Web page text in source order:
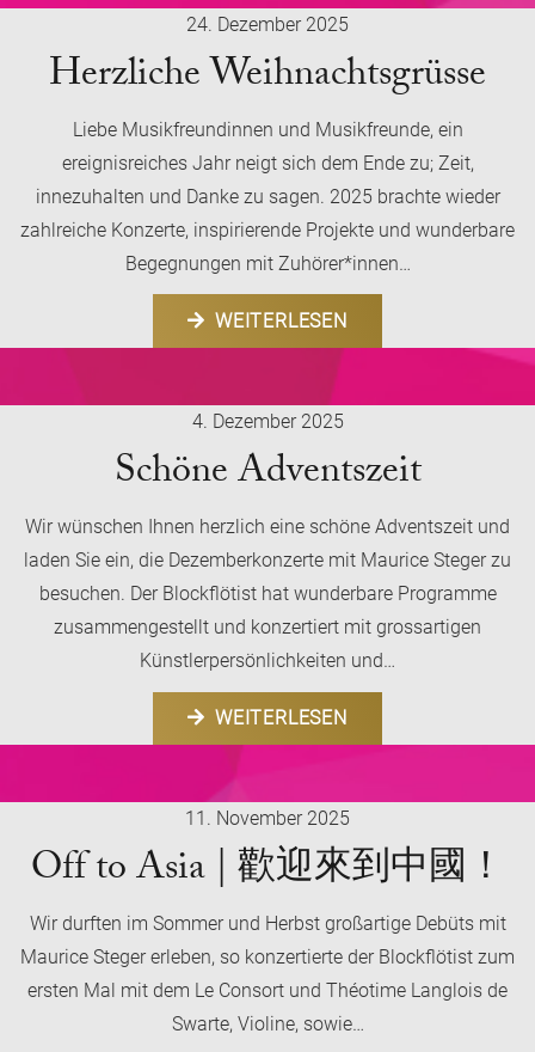
24. Dezember 2025
Herzliche Weihnachtsgrüsse
Liebe Musikfreundinnen und Musikfreunde, ein
ereignisreiches Jahr neigt sich dem Ende zu; Zeit,
innezuhalten und Danke zu sagen. 2025 brachte wieder
zahlreiche Konzerte, inspirierende Projekte und wunderbare
Begegnungen mit Zuhörer*innen…
WEITERLESEN
4. Dezember 2025
Schöne Adventszeit
Wir wünschen Ihnen herzlich eine schöne Adventszeit und
laden Sie ein, die Dezemberkonzerte mit Maurice Steger zu
besuchen. Der Blockflötist hat wunderbare Programme
zusammengestellt und konzertiert mit grossartigen
Künstlerpersönlichkeiten und…
WEITERLESEN
11. November 2025
Off to Asia | 歡迎來到中國！
Wir durften im Sommer und Herbst großartige Debüts mit
Maurice Steger erleben, so konzertierte der Blockflötist zum
ersten Mal mit dem Le Consort und Théotime Langlois de
Swarte, Violine, sowie…